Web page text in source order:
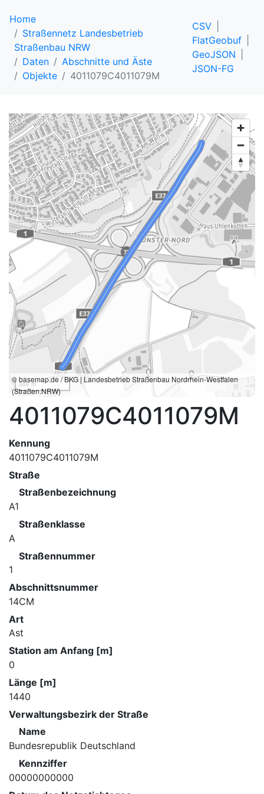
Home
Straßennetz Landesbetrieb
Straßenbau NRW
Daten
Abschnitte und Äste
Objekte
4011079C4011079M
CSV
FlatGeobuf
GeoJSON
JSON-FG
300 m
© basemap.de / BKG | Landesbetrieb Straßenbau Nordrhein-Westfalen
(Straßen.NRW)
4011079C4011079M
Kennung
4011079C4011079M
Straße
Straßenbezeichnung
A1
Straßenklasse
A
Straßennummer
1
Abschnittsnummer
14CM
Art
Ast
Station am Anfang [m]
0
Länge [m]
1440
Verwaltungsbezirk der Straße
Name
Bundesrepublik Deutschland
Kennziffer
00000000000